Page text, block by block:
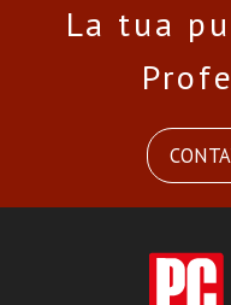
La tua